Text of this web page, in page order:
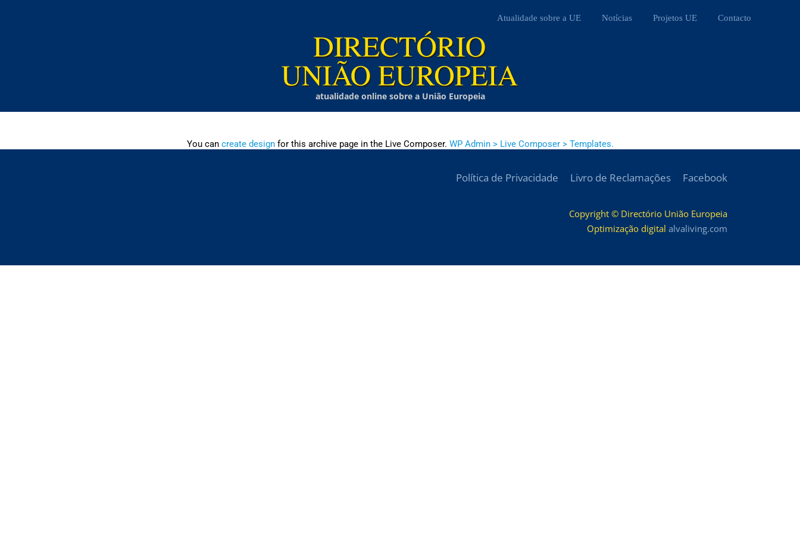
Atualidade sobre a UE Notícias Projetos UE Contacto
atualidade online sobre a União Europeia
You can create designfor this archive page in the Live Composer. WP Admin > Live Composer > Templates.
Política de Privacidade Livro de Reclamações Facebook
Copyright © Directório União Europeia
Optimização digital alvaliving.com